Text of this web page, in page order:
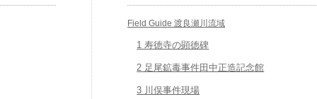
Field Guide 渡良瀬川流域
1 寿徳寺の顕徳碑
2 足尾鉱毒事件田中正造記念館
3 川俣事件現場